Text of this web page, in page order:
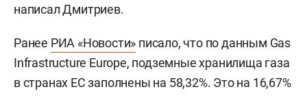
написал Дмитриев.
Ранее РИА «Новости» писало, что по данным Gas
Infrastructure Europe, подземные хранилища газа
в странах ЕС заполнены на 58,32%. Это на 16,67%